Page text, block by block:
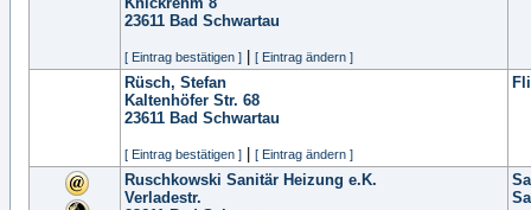
23611 Bad Schwartau
[ Eintrag bestätigen ] [ Eintrag ändern ]
Rüsch, Stefan
Kaltenhöfer Str. 68
23611 Bad Schwartau
[ Eintrag bestätigen ] [ Eintrag ändern ]
Ruschkowski Sanitär Heizung e.K.
Verladestr.